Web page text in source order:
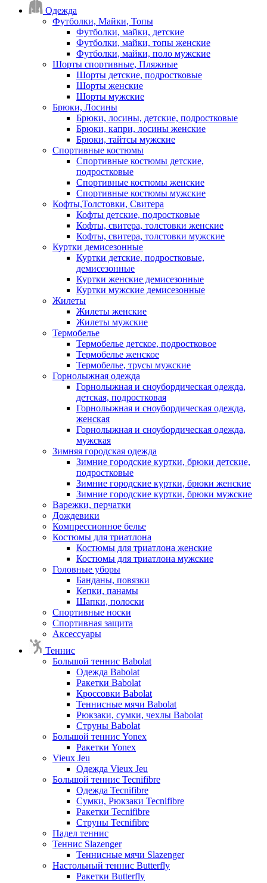
Одежда
Футболки, Майки, Топы
Футболки, майки, детские
Футболки, майки, топы женские
Футболки, майки, поло мужские
Шорты спортивные, Пляжные
Шорты детские, подростковые
Шорты женские
Шорты мужские
Брюки, Лосины
Брюки, лосины, детские, подростковые
Брюки, капри, лосины женские
Брюки, тайтсы мужские
Спортивные костюмы
Спортивные костюмы детские,
подростковые
Спортивные костюмы женские
Спортивные костюмы мужские
Кофты,Толстовки, Свитера
Кофты детские, подростковые
Кофты, свитера, толстовки женские
Кофты, свитера, толстовки мужские
Куртки демисезонные
Куртки детские, подростковые,
демисезонные
Куртки женские демисезонные
Куртки мужские демисезонные
Жилеты
Жилеты женские
Жилеты мужские
Термобелье
Термобелье детское, подростковое
Термобелье женское
Термобелье, трусы мужские
Горнолыжная одежда
Горнолыжная и сноубордическая одежда,
детская, подростковая
Горнолыжная и сноубордическая одежда,
женская
Горнолыжная и сноубордическая одежда,
мужская
Зимняя городская одежда
Зимние городские куртки, брюки детские,
подростковые
Зимние городские куртки, брюки женские
Зимние городские куртки, брюки мужские
Варежки, перчатки
Дождевики
Компрессионное белье
Костюмы для триатлона
Костюмы для триатлона женские
Костюмы для триатлона мужские
Головные уборы
Банданы, повязки
Кепки, панамы
Шапки, полоски
Спортивные носки
Спортивная защита
Аксессуары
Теннис
Большой теннис Babolat
Одежда Babolat
Ракетки Babolat
Кроссовки Babolat
Теннисные мячи Babolat
Рюкзаки, сумки, чехлы Babolat
Струны Babolat
Большой теннис Yonex
Ракетки Yonex
Vieux Jeu
Одежда Vieux Jeu
Большой теннис Tecnifibre
Одежда Tecnifibre
Сумки, Рюкзаки Tecnifibre
Ракетки Tecnifibre
Струны Tecnifibre
Падел теннис
Теннис Slazenger
Теннисные мячи Slazenger
Настольный теннис Butterfly
Ракетки Butterfly